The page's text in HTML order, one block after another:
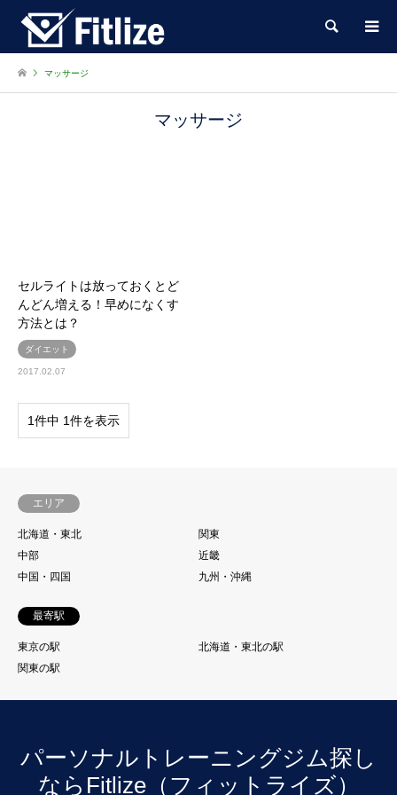
検索
マッサージ
マッサージ
セルライトは放っておくとど
んどん増える！早めになくす
方法とは？
ダイエット
2017.02.07
1件中 1件を表示
エリア
北海道・東北
関東
中部
近畿
中国・四国
九州・沖縄
最寄駅
東京の駅
北海道・東北の駅
関東の駅
パーソナルトレーニングジム探し
ならFitlize（フィットライズ）